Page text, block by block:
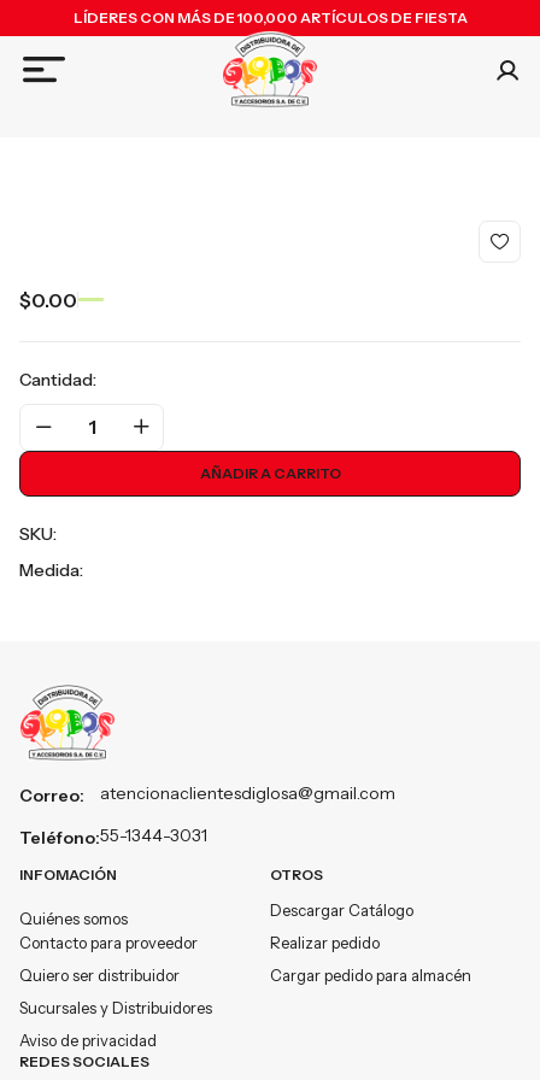
LÍDERES CON MÁS DE 100,000 ARTÍCULOS DE FIESTA
$0.00
Cantidad:
1
AÑADIR A CARRITO
SKU:
Medida:
Correo:
Teléfono:
atencionaclientesdiglosa@gmail.com
55-1344-3031
INFOMACIÓN
Quiénes somos
Contacto para proveedor
Quiero ser distribuidor
Sucursales y Distribuidores
Aviso de privacidad
OTROS
Descargar Catálogo
Realizar pedido
Cargar pedido para almacén
REDES SOCIALES